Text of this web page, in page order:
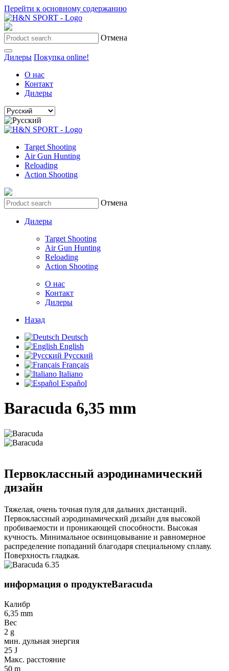
Перейти к основному содержанию
Отмена
Дилеры Покупка online!
О нас
Контакт
Дилеры
Target Shooting
Air Gun Hunting
Reloading
Action Shooting
Отмена
Дилеры
Target Shooting
Air Gun Hunting
Reloading
Action Shooting
О нас
Контакт
Дилеры
Назад
Deutsch
English
Русский
Français
Italiano
Español
Baracuda 6,35 mm
Первоклассный аэродинамический
дизайн
Тяжелая, очень точная пуля для дальних дистанций.
Первоклассный аэродинамический дизайн для высокой
пробиваемости и проникающей способности. Высокая
кучность. Минимальное освинцовывание и равномерное
распределение попаданий благодаря специальному сплаву.
Поверхность гладкая.
информация о продуктеBaracuda
Калибр
6,35 mm
Вес
2 g
мин. дульная энергия
25 J
Макс. расстояние
50 m